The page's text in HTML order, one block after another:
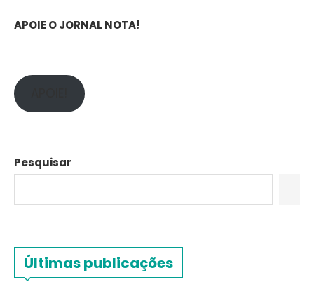
APOIE O JORNAL NOTA!
Pesquisar
Últimas publicações